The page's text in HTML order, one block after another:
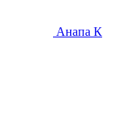
Анапа К